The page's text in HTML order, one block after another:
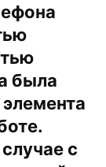
была
с